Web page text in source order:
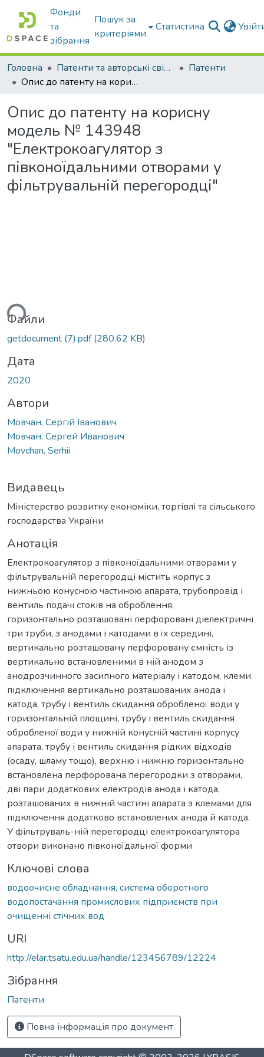
Фонди
та
зібрання
Пошук за
критеріями
Статистика
Головна Патенти та авторські свідоцтва
Патенти
Опис до патенту на корисну модель № 143948 "Електрокоагулятор з півконоїдальними отворами у фільтрувальній перегородці"
Опис до патенту на корисну
модель № 143948
"Електрокоагулятор з
півконоїдальними отворами у
фільтрувальній перегородці"
Файли
getdocument (7).pdf(280.62 KB)
Дата
2020
Автори
Мовчан, Сергій Іванович
Мовчан, Сергей Иванович
Movchan, Serhii
Видавець
Міністерство розвитку економіки, торгівлі та сільського
господарства України
Анотація
Електрокоагулятор з півконоїдальними отворами у
фільтрувальній перегородці містить корпус з
нижньою конусною частиною апарата, трубопровід і
вентиль подачі стоків на оброблення,
горизонтально розташовані перфоровані діелектричні
три труби, з анодами і катодами в їх середині,
вертикально розташовану перфоровану ємність із
вертикально встановленими в ній анодом з
анодрозчинного засипного матеріалу і катодом, клеми
підключення вертикально розташованих анода і
катода, трубу і вентиль скидання обробленої води у
горизонтальній площині, трубу і вентиль скидання
обробленої води у нижній конусній частині корпусу
апарата, трубу і вентиль скидання рідких відходів
(осаду, шламу тощо), верхню і нижню горизонтально
встановлена перфорована перегородки з отворами,
дві пари додаткових електродів анода і катода,
розташованих в нижній частині апарата з клемами для
підключення додатково встановлених анода й катода.
У фільтруваль-ній перегородці електрокоагулятора
отвори виконано півконоїдальної форми
Ключові слова
водоочисне обладнання, система оборотного
водопостачання промислових підприємств при
очищенні стічних вод
URI
http://elar.tsatu.edu.ua/handle/123456789/12224
Зібрання
Патенти
Повна інформація про документ